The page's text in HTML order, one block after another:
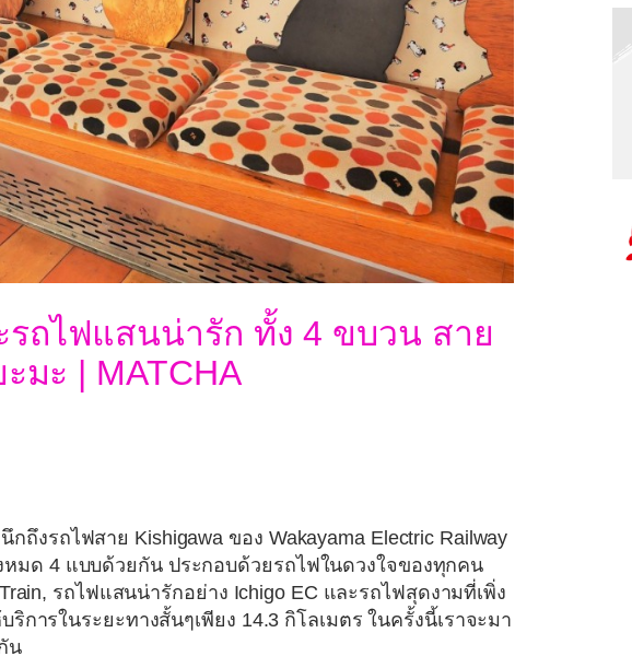
ถไฟแสนน่ารัก ทั้ง 4 ขบวน สาย
มะ | MATCHA
ถึงรถไฟสาย Kishigawa ของ Wakayama Electric Railway
มด 4 แบบด้วยกัน ประกอบด้วยรถไฟในดวงใจของทุกคน
รถไฟแสนน่ารักอย่าง Ichigo EC และรถไฟสุดงามที่เพิ่ง
การในระยะทางสั้นๆเพียง 14.3 กิโลเมตร ในครั้งนี้เราจะมา
น